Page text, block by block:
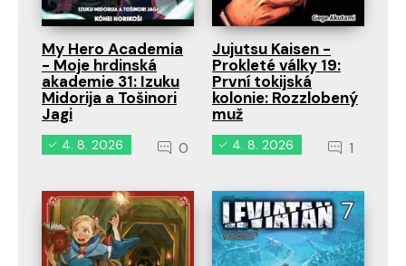
My Hero Academia
- Moje hrdinská
akademie 31: Izuku
Midorija a Tošinori
Jagi
4. 8. 2026 0
Jujutsu Kaisen -
Prokleté války 19:
První tokijská
kolonie: Rozzlobený
muž
4. 8. 2026 1